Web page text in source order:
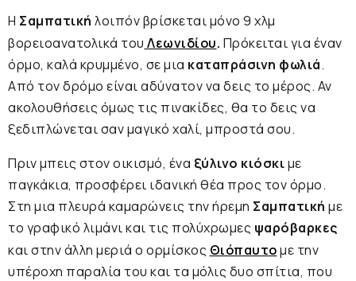
Η Σαμπατική λοιπόν βρίσκεται μόνο 9 χλμ
βορειοανατολικά του Λεωνιδίου. Πρόκειται για έναν
όρμο, καλά κρυμμένο, σε μια καταπράσινη φωλιά.
Από τον δρόμο είναι αδύνατον να δεις το μέρος. Αν
ακολουθήσεις όμως τις πινακίδες, θα το δεις να
ξεδιπλώνεται σαν μαγικό χαλί, μπροστά σου.
Πριν μπεις στον οικισμό, ένα ξύλινο κιόσκιμε
παγκάκια, προσφέρει ιδανική θέα προς τον όρμο.
Στη μια πλευρά καμαρώνεις την ήρεμη Σαμπατική με
το γραφικό λιμάνι και τις πολύχρωμες ψαρόβαρκες
και στην άλλη μεριά ο ορμίσκος Θιόπαυτομε την
υπέροχη παραλία του και τα μόλις δυο σπίτια, που